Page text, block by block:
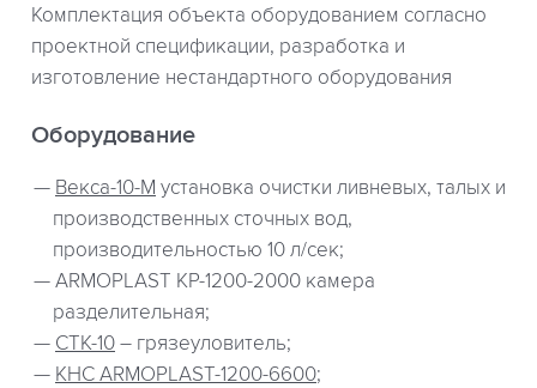
Комплектация объекта оборудованием согласно
проектной спецификации, разработка и
изготовление нестандартного оборудования
Оборудование
Векса-10-М установка очистки ливневых, талых и
производственных сточных вод,
производительностью 10 л/сек;
ARMOPLAST КР-1200-2000 камера
разделительная;
СТК-10 – грязеуловитель;
КНС ARMOPLAST-1200-6600;